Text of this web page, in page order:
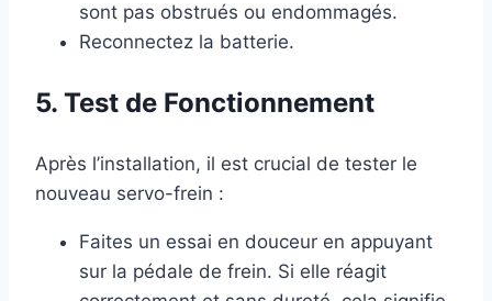
sont pas obstrués ou endommagés.
Reconnectez la batterie.
5. Test de Fonctionnement
Après l’installation, il est crucial de tester le
nouveau servo-frein :
Faites un essai en douceur en appuyant
sur la pédale de frein. Si elle réagit